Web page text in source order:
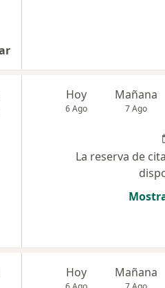
Hoy
6 Ago
Mañana
7 Ago
La reserva de
Hoy Mañana